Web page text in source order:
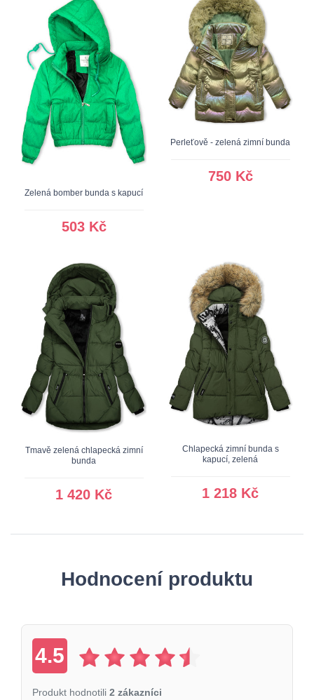
Zelená bomber bunda s kapucí
503 Kč
Perleťově - zelená zimní bunda
750 Kč
Tmavě zelená chlapecká zimní
bunda
1 420 Kč
Chlapecká zimní bunda s
kapucí, zelená
1 218 Kč
Hodnocení produktu
4.5
Produkt hodnotili 2 zákazníci